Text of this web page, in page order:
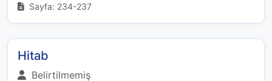
Sayfa: 234-237
Hitab
Belirtilmemiş